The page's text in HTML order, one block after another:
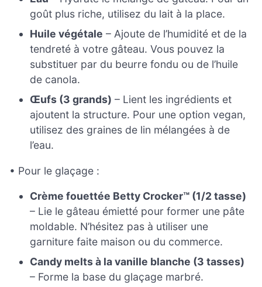
goût plus riche, utilisez du lait à la place.
Huile végétale – Ajoute de l’humidité et de la
tendreté à votre gâteau. Vous pouvez la
substituer par du beurre fondu ou de l’huile
de canola.
Œufs (3 grands) – Lient les ingrédients et
ajoutent la structure. Pour une option vegan,
utilisez des graines de lin mélangées à de
l’eau.
• Pour le glaçage :
Crème fouettée Betty Crocker™ (1/2 tasse)
– Lie le gâteau émietté pour former une pâte
moldable. N’hésitez pas à utiliser une
garniture faite maison ou du commerce.
Candy melts à la vanille blanche (3 tasses)
– Forme la base du glaçage marbré.